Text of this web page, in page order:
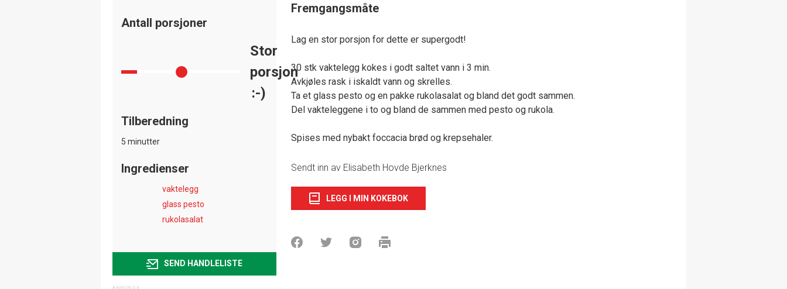
Antall porsjoner
Stor
porsjon
:-)
Tilberedning
5 minutter
Ingredienser
vaktelegg
glass pesto
rukolasalat
SEND HANDLELISTE
Fremgangsmåte
Lag en stor porsjon for dette er supergodt!
30 stk vaktelegg kokes i godt saltet vann i 3 min.
Avkjøles rask i iskaldt vann og skrelles.
Ta et glass pesto og en pakke rukolasalat og bland det godt sammen.
Del vakteleggene i to og bland de sammen med pesto og rukola.
Spises med nybakt foccacia brød og krepsehaler.
Sendt inn av Elisabeth Hovde Bjerknes
LEGG I MIN KOKEBOK